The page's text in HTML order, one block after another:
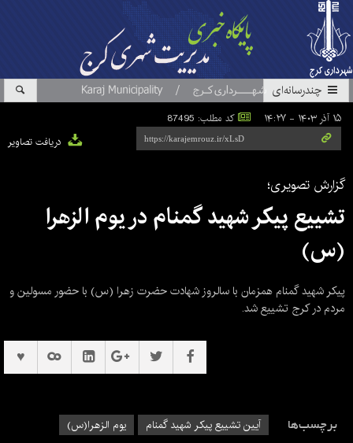
چندرسانه‌ای
۱۵ آذر ۱۴۰۳ - ۱۴:۲۷
کد مطلب: 87495
دریافت تصاویر
گزارش تصویری؛
تشییع پیکر شهید گمنام در یوم الزهرا
(س)
پیکر شهید گمنام همزمان با سالروز شهادت حضرت زهرا (س) با حضور مسولین و
مردم در کرج تشییع شد.
برچسب‌ها آیین تشییع پیکر شهید گمنام یوم الزهرا(س)